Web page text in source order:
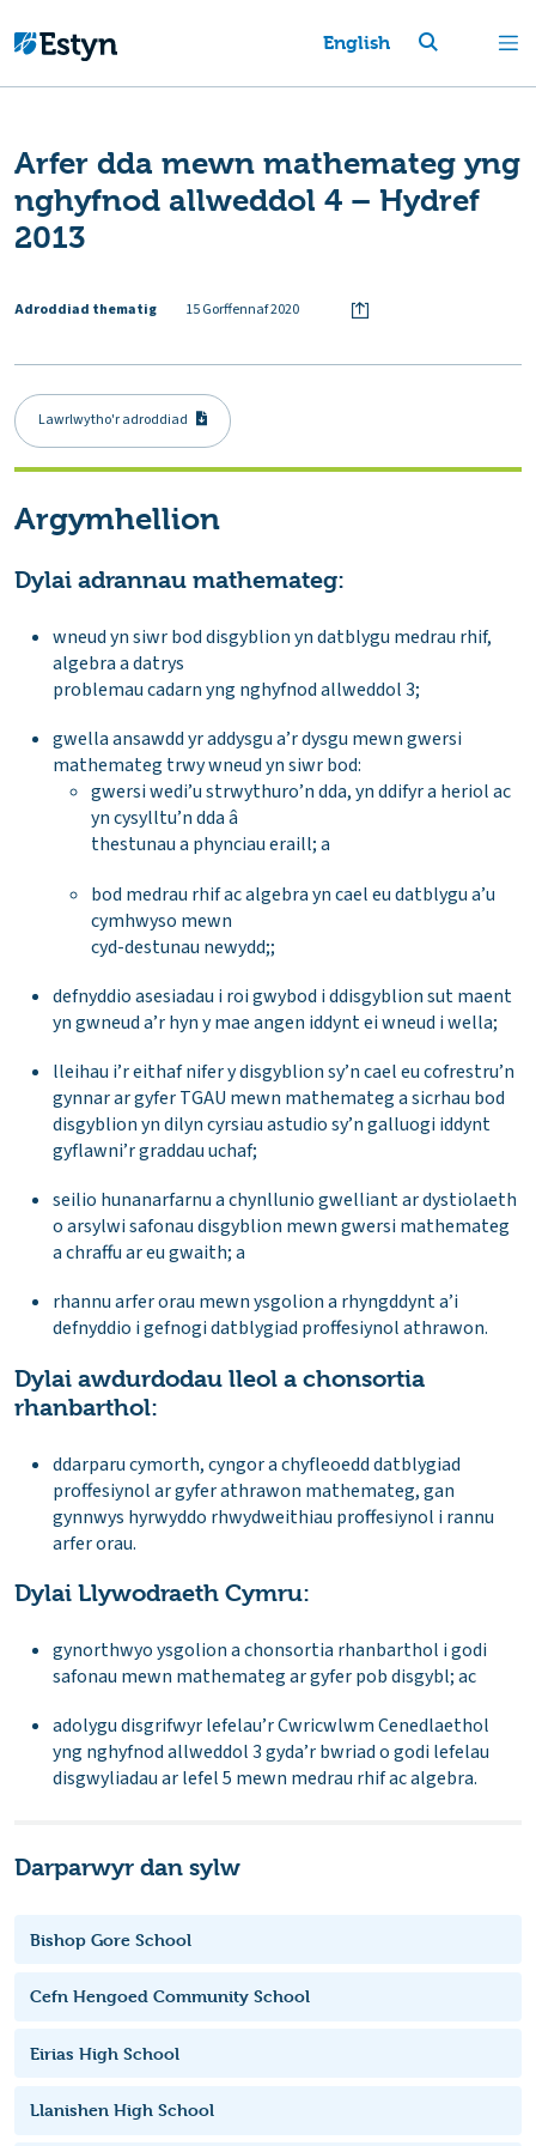
English
Arfer dda mewn mathemateg yng
nghyfnod allweddol 4 – Hydref
2013
Adroddiad thematig 15 Gorffennaf 2020
Lawrlwytho'r adroddiad
Argymhellion
Dylai adrannau mathemateg:
wneud yn siwr bod disgyblion yn datblygu medrau rhif,
algebra a datrys
problemau cadarn yng nghyfnod allweddol 3;
gwella ansawdd yr addysgu a’r dysgu mewn gwersi
mathemateg trwy wneud yn siwr bod:
gwersi wedi’u strwythuro’n dda, yn ddifyr a heriol ac
yn cysylltu’n dda â
thestunau a phynciau eraill; a
bod medrau rhif ac algebra yn cael eu datblygu a’u
cymhwyso mewn
cyd-destunau newydd;;
defnyddio asesiadau i roi gwybod i ddisgyblion sut maent
yn gwneud a’r hyn y mae angen iddynt ei wneud i wella;
lleihau i’r eithaf nifer y disgyblion sy’n cael eu cofrestru’n
gynnar ar gyfer TGAU mewn mathemateg a sicrhau bod
disgyblion yn dilyn cyrsiau astudio sy’n galluogi iddynt
gyflawni’r graddau uchaf;
seilio hunanarfarnu a chynllunio gwelliant ar dystiolaeth
o arsylwi safonau disgyblion mewn gwersi mathemateg
a chraffu ar eu gwaith; a
rhannu arfer orau mewn ysgolion a rhyngddynt a’i
defnyddio i gefnogi datblygiad proffesiynol athrawon.
Dylai awdurdodau lleol a chonsortia
rhanbarthol:
ddarparu cymorth, cyngor a chyfleoedd datblygiad
proffesiynol ar gyfer athrawon mathemateg, gan
gynnwys hyrwyddo rhwydweithiau proffesiynol i rannu
arfer orau.
Dylai Llywodraeth Cymru:
gynorthwyo ysgolion a chonsortia rhanbarthol i godi
safonau mewn mathemateg ar gyfer pob disgybl; ac
adolygu disgrifwyr lefelau’r Cwricwlwm Cenedlaethol
yng nghyfnod allweddol 3 gyda’r bwriad o godi lefelau
disgwyliadau ar lefel 5 mewn medrau rhif ac algebra.
Darparwyr dan sylw
Bishop Gore School
Cefn Hengoed Community School
Eirias High School
Llanishen High School